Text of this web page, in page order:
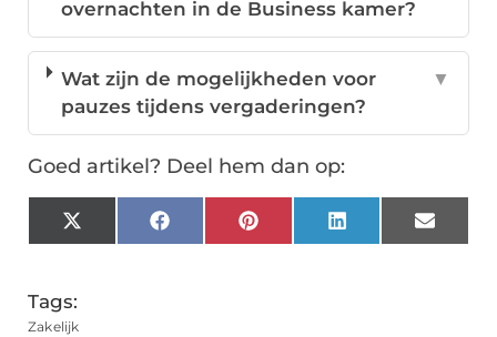
overnachten in de Business kamer?
Wat zijn de mogelijkheden voor
pauzes tijdens vergaderingen?
▼
Goed artikel? Deel hem dan op:
X
(Twitter)
FacebookPinterestLinkedInEmail
Tags:
Zakelijk